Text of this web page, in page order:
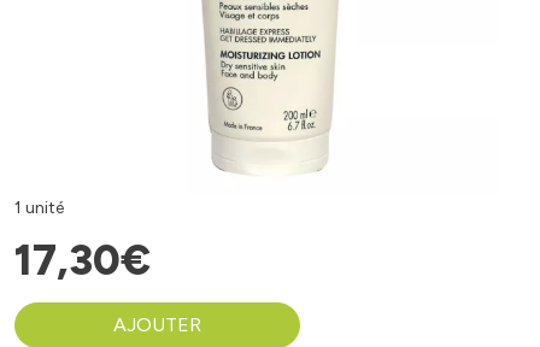
1 unité
17,30€
AJOUTER